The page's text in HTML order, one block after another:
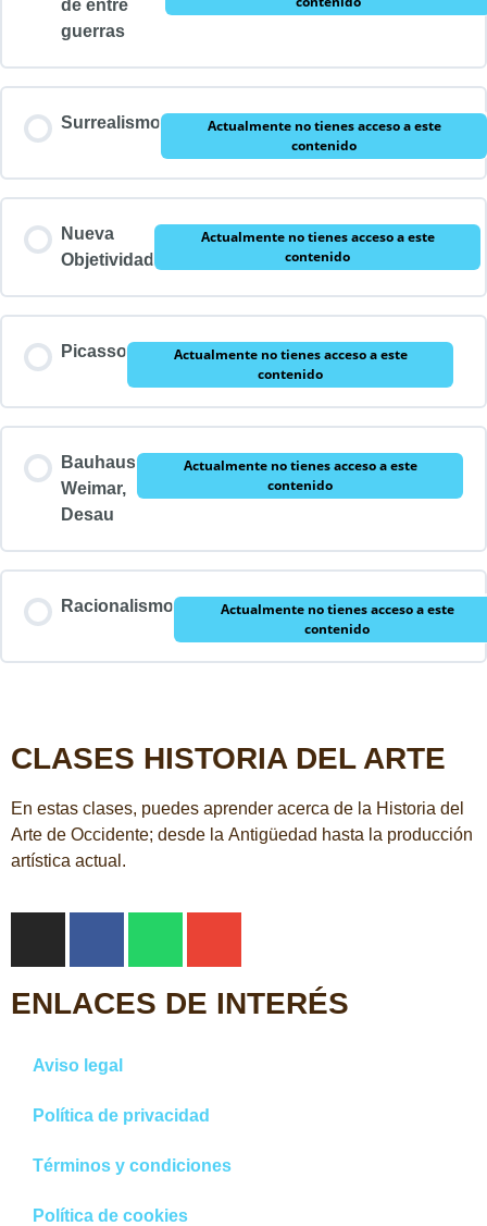
de entre
guerras
Surrealismo
Actualmente no tienes acceso a este
contenido
Nueva
Objetividad
Actualmente no tienes acceso a este
contenido
Picasso
Actualmente no tienes acceso a este
contenido
Bauhaus
Weimar,
Desau
Actualmente no tienes acceso a este
contenido
Racionalismo
Actualmente no tienes acceso a este
contenido
CLASES HISTORIA DEL ARTE
En estas clases, puedes aprender acerca de la Historia del
Arte de Occidente; desde la Antigüedad hasta la producción
artística actual.
ENLACES DE INTERÉS
Aviso legal
Política de privacidad
Términos y condiciones
Política de cookies